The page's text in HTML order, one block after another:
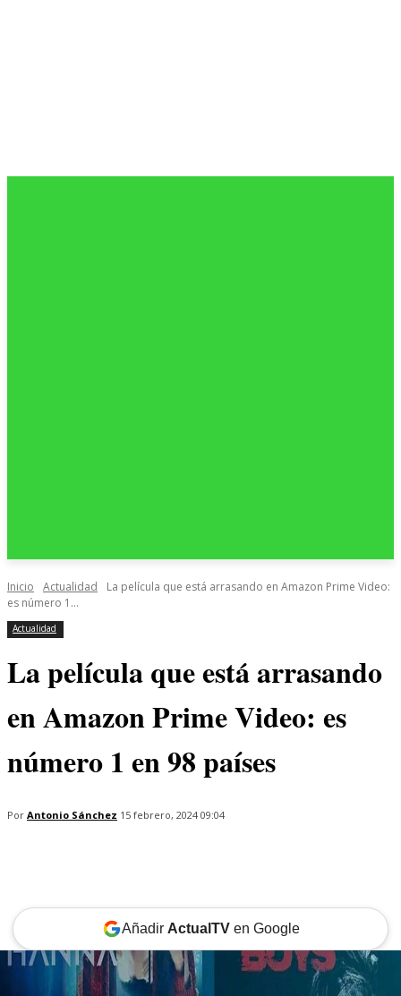
Inicio Actualidad
La película que está arrasando en Amazon Prime Video:
es número 1...
Actualidad
La película que está arrasando
en Amazon Prime Video: es
número 1 en 98 países
Por Antonio Sánchez 15 febrero, 2024 09:04
Añadir ActualTVen Google